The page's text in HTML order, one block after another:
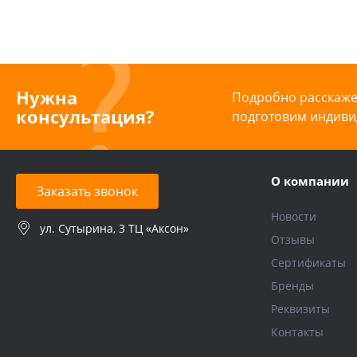
Нужна
консультация?
Подробно
подготовим
Заказать звонок
ул. Сутырина, 3 ТЦ «Аксон»
О компании
Новости
Отзывы
Сертификаты
Бренды
Реквизиты
Контакты